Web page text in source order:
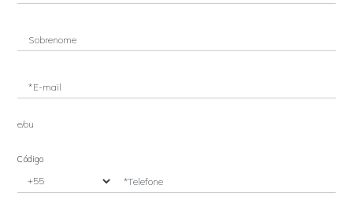
Sobrenome
*E-mail
e/ou
Código
*Telefone